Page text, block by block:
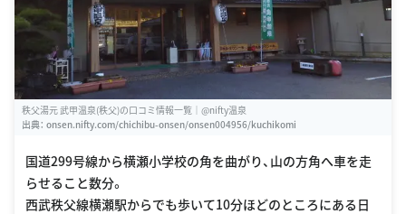
秩父湯元 武甲温泉(秩父)の口コミ情報一覧｜@nifty温泉
出典： onsen.nifty.com/chichibu-onsen/onsen004956/kuchikomi
国道299号線から横瀬小学校の角を曲がり、山の方角へ車を走
らせること数分。
西武秩父線横瀬駅からでも歩いて10分ほどのところにある日